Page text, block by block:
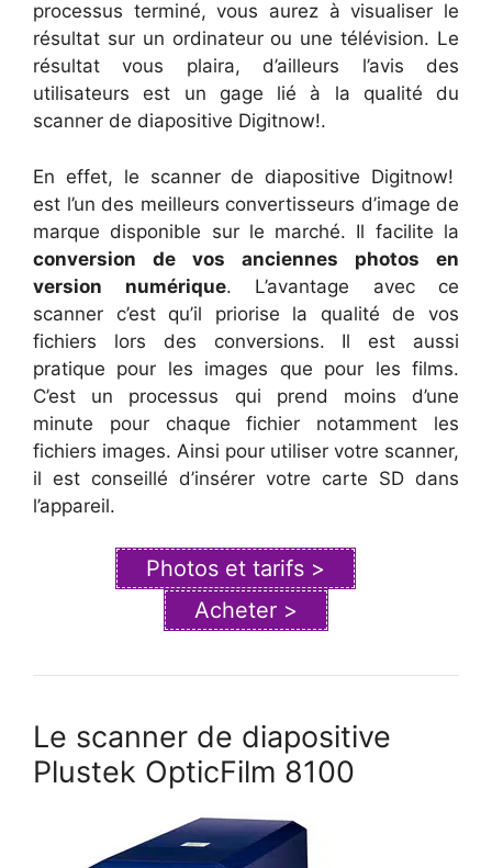
processus terminé, vous aurez à visualiser le
résultat sur un ordinateur ou une télévision. Le
résultat vous plaira, d’ailleurs l’avis des
utilisateurs est un gage lié à la qualité du
scanner de diapositive Digitnow!.
En effet, le scanner de diapositive Digitnow!
est l’un des meilleurs convertisseurs d’image de
marque disponible sur le marché. Il facilite la
conversion de vos anciennes photos en
version numérique. L’avantage avec ce
scanner c’est qu’il priorise la qualité de vos
fichiers lors des conversions. Il est aussi
pratique pour les images que pour les films.
C’est un processus qui prend moins d’une
minute pour chaque fichier notamment les
fichiers images. Ainsi pour utiliser votre scanner,
il est conseillé d’insérer votre carte SD dans
l’appareil.
Photos et tarifs >
Acheter >
Le scanner de diapositive
Plustek OpticFilm 8100